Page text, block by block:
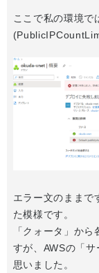
ここで私の環境で
エラー文のままで
た模様です。
「クォータ」か
すが、AWSの「
思いました。